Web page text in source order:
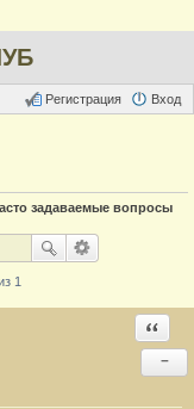
Вход
Регистрация
задаваемые вопросы
1
−